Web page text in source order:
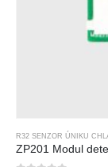
R32 SENZOR ÚNIKU